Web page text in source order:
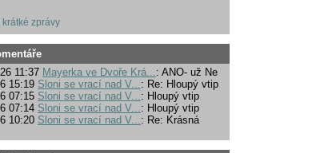
krátké zprávy
11:37 Mayerka ve Dvoře Krá...: ANO- už Ne
15:19 Sloni se vrací nad V...: Re: Hloupý vtip
07:15 Sloni se vrací nad V...: Hloupý vtip
07:14 Sloni se vrací nad V...: Hloupý vtip
10:20 Sloni se vrací nad V...: Re: Krásná